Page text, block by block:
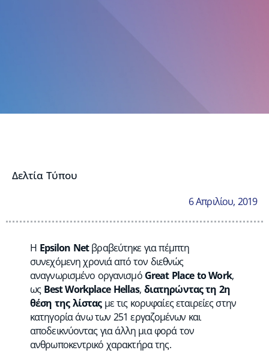
Δελτία Τύπου
6 Απριλίου, 2019
Η Epsilon Netβραβεύτηκε για πέμπτη
συνεχόμενη χρονιά από τον διεθνώς
αναγνωρισμένο οργανισμό Great Place to Work,
ως Best Workplace Hellas, διατηρώντας τη 2η
θέση της λίσταςμε τις κορυφαίες εταιρείες στην
κατηγορία άνω των 251 εργαζομένων και
αποδεικνύοντας για άλλη μια φορά τον
ανθρωποκεντρικό χαρακτήρα της.